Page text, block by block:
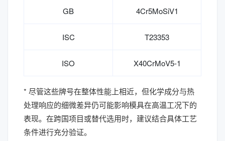
GB 4Cr5MoSiV1
ISC T23353
ISO X40CrMoV5-1
* 尽管这些牌号在整体性能上相近，但化学成分与热
处理响应的细微差异仍可能影响模具在高温工况下的
表现。在跨国项目或替代选用时，建议结合具体工艺
条件进行充分验证。